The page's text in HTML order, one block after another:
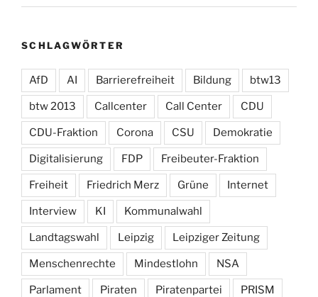
SCHLAGWÖRTER
AfD AI Barrierefreiheit Bildung btw13
btw 2013 Callcenter Call Center CDU
CDU-Fraktion Corona CSU Demokratie
Digitalisierung FDP Freibeuter-Fraktion
Freiheit Friedrich Merz Grüne Internet
Interview KI Kommunalwahl
Landtagswahl Leipzig Leipziger Zeitung
Menschenrechte Mindestlohn NSA
Parlament Piraten Piratenpartei PRISM